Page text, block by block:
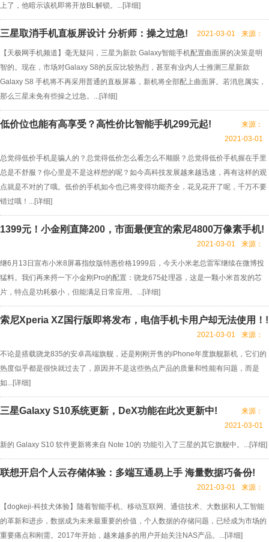
上了，他暗示该机即将开放BL解锁。...[详细]
三星取消手机直板屏设计 分析师：操之过急! 来源：
2021-03-01
【天极网手机频道】毫无疑问，三星为新款 Galaxy智能手机配置曲面屏的决策是明
智的。现在，市场对Galaxy S8的反应比较热烈，甚至有业内人士推测三星新款
Galaxy S8 手机将不再采用普通的直板屏幕，新机将全部配上曲面屏。若消息属实，
那么三星未免有些操之过急。...[详细]
低价位也能有高享受？高性价比智能手机299元起!
来源：
2021-03-01
总觉得低价手机是骗人的？总觉得低价怎么看怎么不顺眼？总觉得低价手机握在手里
总是不舒服？你心里是不是这样想的呢？如今高科技发展越来越迅速，再有这样的观
点就是不对的了哦。低价的手机如今也已将变得功能齐全，花见花开了呢，千万不要
错过哦！...[详细]
1399元！小金刚直降200，市面最便宜的索尼4800万像素手机!
来源：
2021-03-01
继6月13日宣布小米8屏幕指纹版特惠价格1999后，今天小米老总雷军继续在微博投
猛料。我们再来捋一下小金刚Pro的配置：骁龙675处理器，这是一颗小米首发的芯
片，特点是功耗极小，但能满足日常应用。...[详细]
索尼Xperia XZ国行版即将发布，电信手机卡用户却无法使用！!
来源：
2021-03-01
不论是搭载骁龙835的安卓高端旗舰，还是刚刚开售的iPhone年度旗舰新机，它们的
热度似乎都是很快就过去了，原因并不是这些热点产品的质量和性能有问题，而是
如...[详细]
三星Galaxy S10系统更新，DeX功能在此次更新中!
来源：
2021-03-01
新的 Galaxy S10 软件更新将来自 Note 10的 功能引入了三星的其它旗舰中。...[详细]
联想开启个人云存储体验：多端互通易上手 海量数据巧备份!
来源：
2021-03-01
【dogkeji-科技犬体验】随着智能手机、移动互联网、通信技术、大数据和人工智能
的革新和进步，数据成为未来最重要的价值，个人数据的存储问题，已经成为市场的
重要痛点和刚需。2017年开始，越来越多的用户开始关注NAS产品。...[详细]